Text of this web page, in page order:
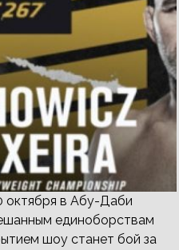
октября в Абу-Даби
единоборствам
шоу станет бой за